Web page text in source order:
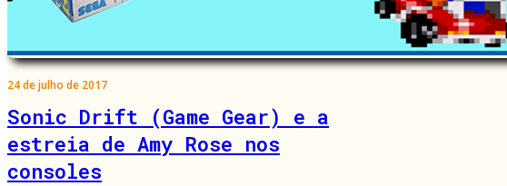
24 de julho de 2017
Sonic Drift (Game Gear) e a
estreia de Amy Rose nos
consoles